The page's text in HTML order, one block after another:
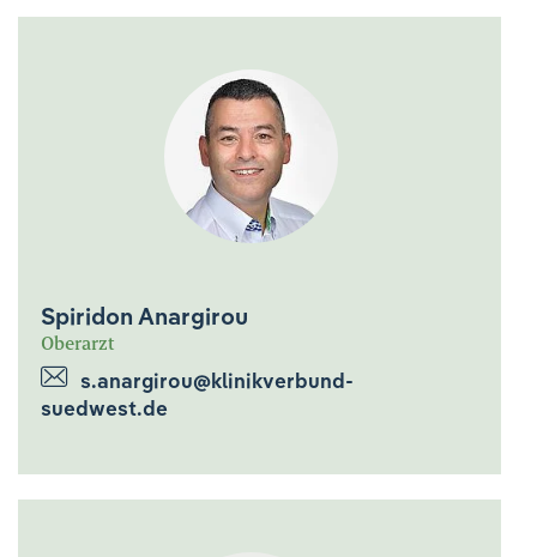
Spiridon Anargirou
Oberarzt
s.anargirou@klinikverbund-
suedwest.de